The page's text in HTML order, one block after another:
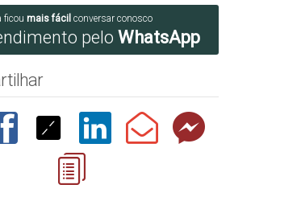
ficou mais fácil conversar conosco
pelo WhatsApp